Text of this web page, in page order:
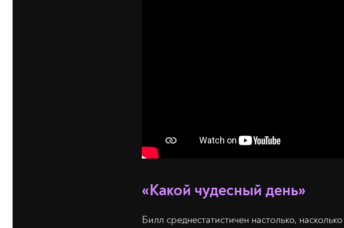
«Какой чудесный день»
Билл среднестатистичен настолько,